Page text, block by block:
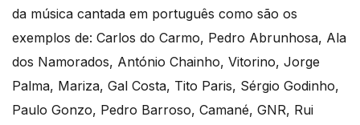
da música cantada em português como são os
exemplos de: Carlos do Carmo, Pedro Abrunhosa, Ala
dos Namorados, António Chainho, Vitorino, Jorge
Palma, Mariza, Gal Costa, Tito Paris, Sérgio Godinho,
Paulo Gonzo, Pedro Barroso, Camané, GNR, Rui